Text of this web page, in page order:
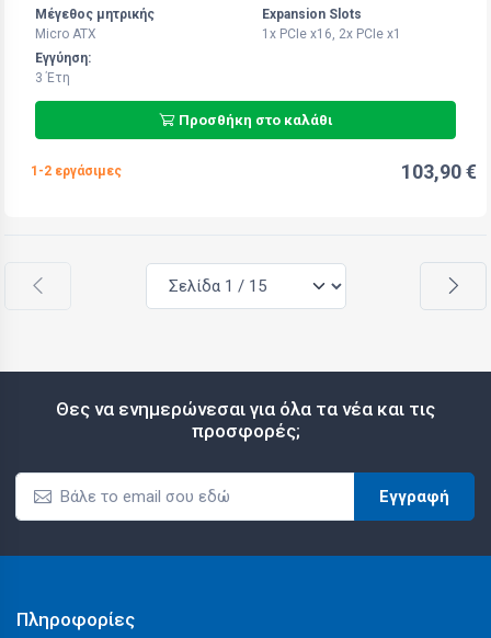
Μέγεθος μητρικής
Micro ATX
Expansion Slots
1x PCIe x16, 2x PCIe x1
Εγγύηση:
3 Έτη
Προσθήκη στο καλάθι
1-2 εργάσιμες 103,90 €
Θες να ενημερώνεσαι για όλα τα νέα και τις
προσφορές;
Εγγραφή
Πληροφορίες